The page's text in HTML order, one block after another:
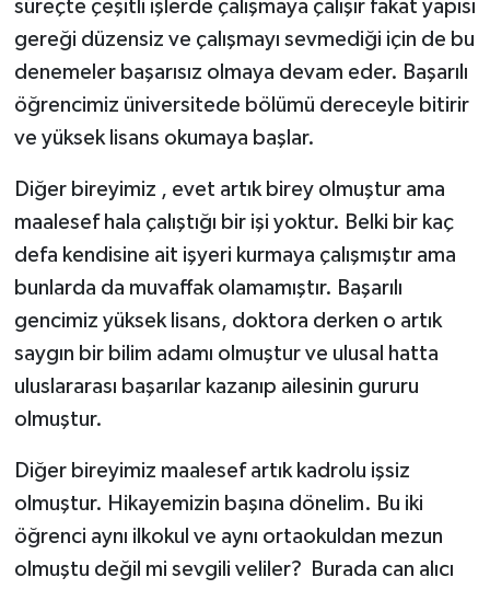
süreçte çeşitli işlerde çalışmaya çalışır fakat yapısı
gereği düzensiz ve çalışmayı sevmediği için de bu
denemeler başarısız olmaya devam eder. Başarılı
öğrencimiz üniversitede bölümü dereceyle bitirir
ve yüksek lisans okumaya başlar.
Diğer bireyimiz , evet artık birey olmuştur ama
maalesef hala çalıştığı bir işi yoktur. Belki bir kaç
defa kendisine ait işyeri kurmaya çalışmıştır ama
bunlarda da muvaffak olamamıştır. Başarılı
gencimiz yüksek lisans, doktora derken o artık
saygın bir bilim adamı olmuştur ve ulusal hatta
uluslararası başarılar kazanıp ailesinin gururu
olmuştur.
Diğer bireyimiz maalesef artık kadrolu işsiz
olmuştur. Hikayemizin başına dönelim. Bu iki
öğrenci aynı ilkokul ve aynı ortaokuldan mezun
olmuştu değil mi sevgili veliler? Burada can alıcı